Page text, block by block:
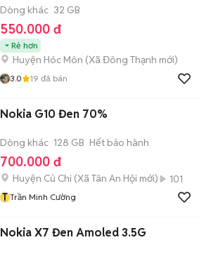
Dòng khác 32 GB
550.000 đ
Rẻ hơn
Huyện Hóc Môn (Xã Đông Thạnh mới)
3.0 19 đã bán
Nokia G10 Đen 70%
Dòng khác 128 GB Hết bảo hành
700.000 đ
Huyện Củ Chi (Xã Tân An Hội mới)
101
T Trần Minh Cường
Nokia X7 Đen Amoled 3.5G